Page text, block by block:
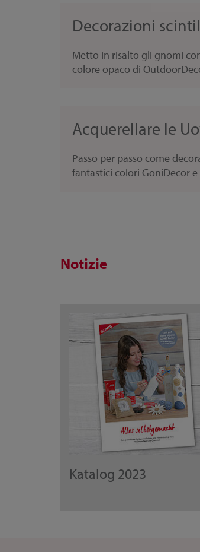
Decorazioni
Metto in risalto gli gnomi
colore opaco di
Acquerellare le
Passo per passo come
fantastici colori GoniDecor
Notizie
Katalog 2023